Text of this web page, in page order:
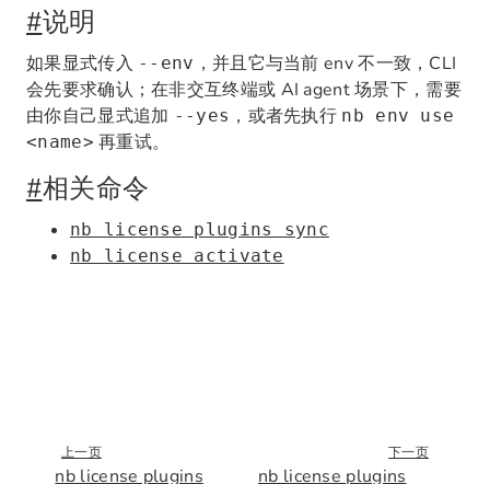
#说明
如果显式传入 --env ，并且它与当前 env 不一致，CLI
会先要求确认；在非交互终端或 AI agent 场景下，需要
由你自己显式追加 --yes ，或者先执行 nb env use
<name> 再重试。
#相关命令
nb license plugins sync
nb license activate
上一页
nb license plugins
下一页
nb license plugins